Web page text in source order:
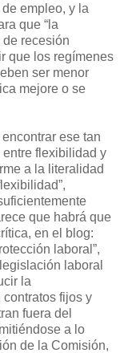
empleo, y la
que “la
recesión
que los regímenes
ser menor
mejore o se
ese tan
flexibilidad y
a la literalidad
que habrá que
en el blog:
laboral”,
laboral
la
fijos y
fuera del
a lo
de la Comisión,